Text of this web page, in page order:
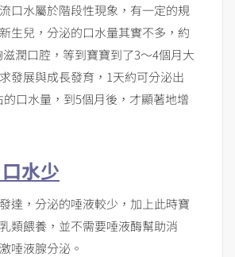
口水屬於階段性現象，有一定的規
生兒，分泌的口水量其實不多，約
潤口腔，等到寶寶到了3～4個月大
發展與成長發育，1天約可分泌出
的口水量，到5個月後，才顯著地增
水少
達，分泌的唾液較少，加上此時寶
類餵養，並不需要唾液酶幫助消
唾液腺分泌。